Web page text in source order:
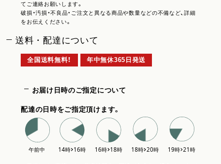
てご連絡お願いします。
破損・汚損・不良品・ご注文と異なる商品や数量などの不備など、詳細
をお伝えください。
送料・配達について
全国送料無料！ 年中無休365日発送
お届け日時のご指定について
配達の日時をご指定頂けます。